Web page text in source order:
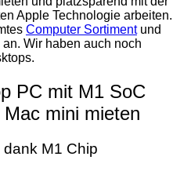
Apple Technologie arbeiten.
Computer Sortimentund
an. Wir haben auch noch
PC mit M1 SoC
mini mieten
M1 Chip